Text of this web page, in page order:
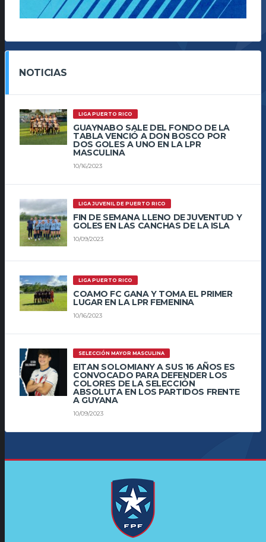
NOTICIAS
LIGA PUERTO RICO
GUAYNABO SALE DEL FONDO DE LA
TABLA VENCIÓ A DON BOSCO POR
DOS GOLES A UNO EN LA LPR
MASCULINA
10/16/2023
LIGA JUVENIL DE PUERTO RICO
FIN DE SEMANA LLENO DE JUVENTUD Y
GOLES EN LAS CANCHAS DE LA ISLA
10/09/2023
LIGA PUERTO RICO
COAMO FC GANA Y TOMA EL PRIMER
LUGAR EN LA LPR FEMENINA
10/16/2023
SELECCIÓN MAYOR MASCULINA
EITAN SOLOMIANY A SUS 16 AÑOS ES
CONVOCADO PARA DEFENDER LOS
COLORES DE LA SELECCIÓN
ABSOLUTA EN LOS PARTIDOS FRENTE
A GUYANA
10/09/2023